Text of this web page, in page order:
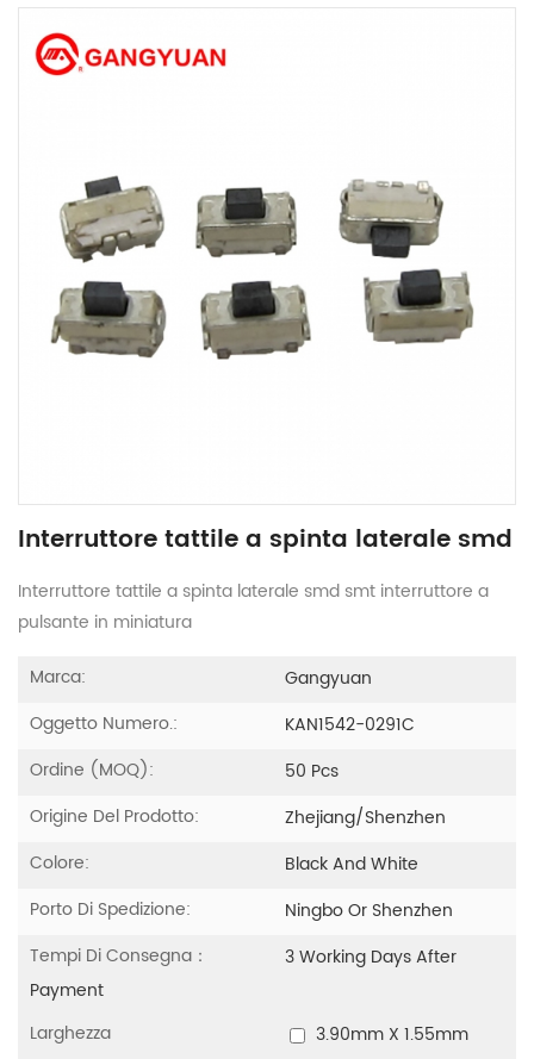
Interruttore tattile a spinta laterale smd
Interruttore tattile a spinta laterale smd smt interruttore a
pulsante in miniatura
Marca:
Gangyuan
Oggetto Numero.:
KAN1542-0291C
Ordine (MOQ):
50 Pcs
Origine Del Prodotto:
Zhejiang/shenzhen
Colore:
Black And White
Porto Di Spedizione:
Ningbo Or Shenzhen
Tempi Di Consegna：
3 Working Days After
Payment
Larghezza
3.90mm X 1.55mm